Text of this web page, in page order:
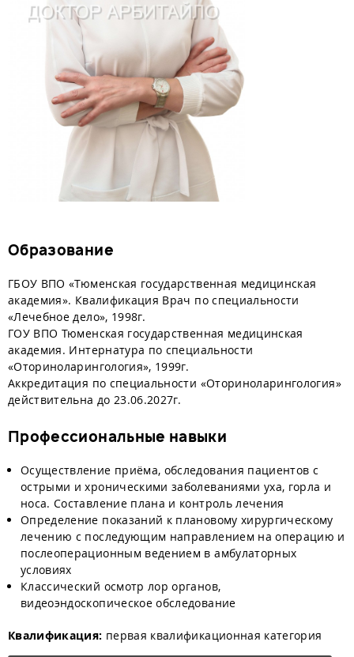
Образование
ГБОУ ВПО «Тюменская государственная медицинская
академия». Квалификация Врач по специальности
«Лечебное дело», 1998г.
ГОУ ВПО Тюменская государственная медицинская
академия. Интернатура по специальности
«Оториноларингология», 1999г.
Аккредитация по специальности «Оториноларингология»
действительна до 23.06.2027г.
Профессиональные навыки
Осуществление приёма, обследования пациентов с
острыми и хроническими заболеваниями уха, горла и
носа. Составление плана и контроль лечения
Определение показаний к плановому хирургическому
лечению с последующим направлением на операцию и
послеоперационным ведением в амбулаторных
условиях
Классический осмотр лор органов,
видеоэндоскопическое обследование
Квалификация: первая квалификационная категория